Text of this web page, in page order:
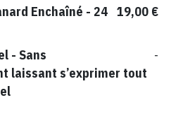
Enchaîné - 24 19,00 €
- Sans
laissant s’exprimer tout
-